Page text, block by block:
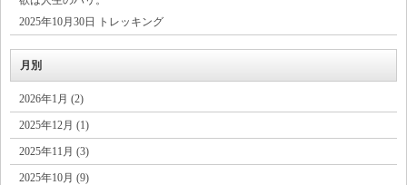
2025年10月30日 トレッキング
月別
2026年1月 (2)
2025年12月 (1)
2025年11月 (3)
2025年10月 (9)